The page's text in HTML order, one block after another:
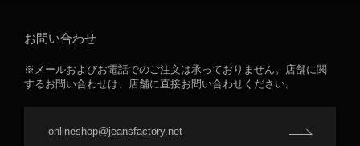
お問い合わせ
※メールおよびお電話でのご注文は承っておりません。店舗に関
するお問い合わせは、店舗に直接お問い合わせください。
onlineshop@jeansfactory.net